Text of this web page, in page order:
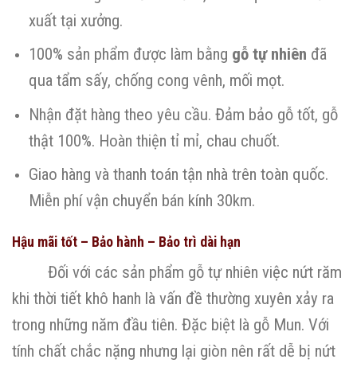
xuất tại xưởng.
100% sản phẩm được làm bằng gỗ tự nhiên đã
qua tẩm sấy, chống cong vênh, mối mọt.
Nhận đặt hàng theo yêu cầu. Đảm bảo gỗ tốt, gỗ
thật 100%. Hoàn thiện tỉ mỉ, chau chuốt.
Giao hàng và thanh toán tận nhà trên toàn quốc.
Miễn phí vận chuyển bán kính 30km.
Hậu mãi tốt – Bảo hành – Bảo trì dài hạn
Đối với các sản phẩm gỗ tự nhiên việc nứt răm
khi thời tiết khô hanh là vấn đề thường xuyên xảy ra
trong những năm đầu tiên. Đặc biệt là gỗ Mun. Với
tính chất chắc nặng nhưng lại giòn nên rất dễ bị nứt